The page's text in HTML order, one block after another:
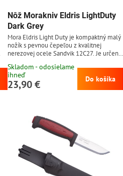
Nôž Morakniv Eldris LightDuty
Dark Grey
Mora Eldris Light Duty je kompaktný malý
nožík s pevnou čepeľou z kvalitnej
nerezovej ocele Sandvik 12C27. Je určený
dielni alebo v prírode. Od klasického
Eldrisu sa líši výbrusom a zaoblenou
hornou hranou čepele. Plastová rukoväť z
Skladom - odosielame
ihneď
23,90 € Do košíka